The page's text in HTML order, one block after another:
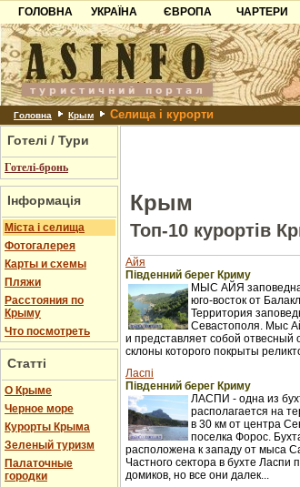
ГОЛОВНА
УКРАЇНА
Карпати
Азов
Причорноморря
Шацьк
ЄВРОПА
Чорногорія
Хорватія
Болгарія
Албанія
ЧАРТЕРИ
Головна Крым Селища і курорти
Готелі / Тури
Готелі-бронь
Інформація
Міста і селища
Фотогалерея
Карты и схемы
Пляжи
Расстояния по
Крыму
Что посмотреть
Статті
О Крыме
Черное море
Курорты Крыма
Зеленый туризм
Палаточные
городки
Крым
Топ-10 курортів
Айя
Південний берег Криму
МЫС АЙЯ
юго-восток от
Территория
Севастополя. Мыс
и представляет собой отвесный
склоны которого покрыты
Ласпі
Південний берег Криму
ЛАСПИ - одна из
располагается на
в 30 км от центра
поселка Форос.
расположена к западу от мыса
Частного сектора в бухте Ласпи
домиков, но все они далек...